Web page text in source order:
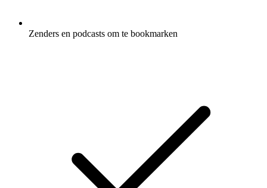
Zenders en podcasts om te bookmarken